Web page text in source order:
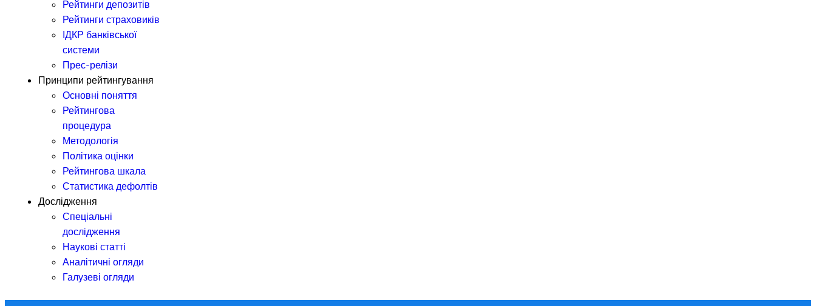
Рейтинги депозитів
Рейтинги страховиків
ІДКР банківської
системи
Прес-релізи
Принципи рейтингування
Основні поняття
Рейтингова
процедура
Методологія
Політика оцінки
Рейтингова шкала
Статистика дефолтів
Дослідження
Спеціальні
дослідження
Наукові статті
Аналітичні огляди
Галузеві огляди